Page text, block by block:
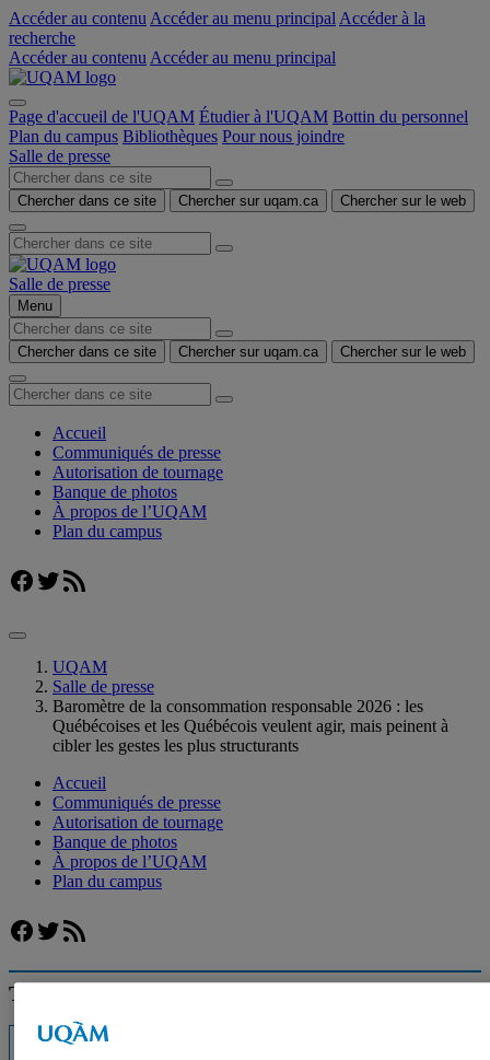
Accéder au contenu Accéder au menu principal Accéder à la
recherche
Accéder au contenu Accéder au menu principal
Page d'accueil de l'UQAM Étudier à l'UQAM Bottin du personnel
Plan du campus Bibliothèques Pour nous joindre
Salle de presse
Chercher dans ce site Chercher sur uqam.ca Chercher sur le web
Salle de presse
Menu
Chercher dans ce site Chercher sur uqam.ca Chercher sur le web
Accueil
Communiqués de presse
Autorisation de tournage
Banque de photos
À propos de l’UQAM
Plan du campus
Facebook
Twitter
Flux RSS
UQAM
Salle de presse
Baromètre de la consommation responsable 2026 : les
Québécoises et les Québécois veulent agir, mais peinent à
cibler les gestes les plus structurants
Accueil
Communiqués de presse
Autorisation de tournage
Banque de photos
À propos de l’UQAM
Plan du campus
Facebook
Twitter
Flux RSS
Trouver un expert
Listes d'experts